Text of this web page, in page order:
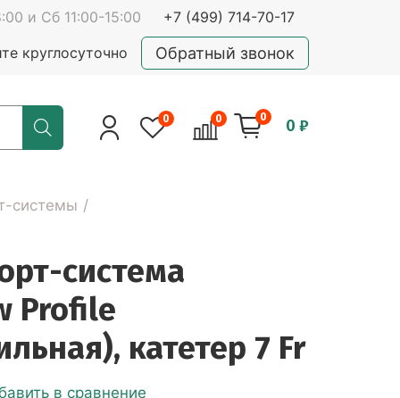
и Сб 11:00-15:00 +7 (499) 714-70-17
круглосуточно Обратный звонок
0 0 0 0 ₽
системы
система
Profile
катетер 7 Fr
в сравнение